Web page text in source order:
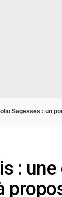
Sagesses : un
: